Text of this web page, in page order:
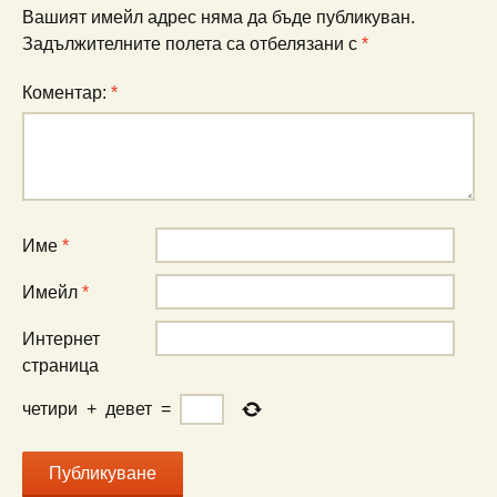
Вашият имейл адрес няма да бъде публикуван.
Задължителните полета са отбелязани с *
Коментар: *
Име *
Имейл *
Интернет
страница
четири + девет =